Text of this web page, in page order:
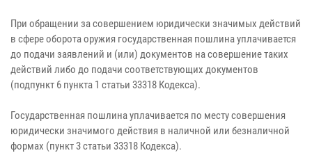
При обращении за совершением юридически значимых действий
в сфере оборота оружия государственная пошлина уплачивается
до подачи заявлений и (или) документов на совершение таких
действий либо до подачи соответствующих документов
(подпункт 6 пункта 1 статьи 33318 Кодекса).
Государственная пошлина уплачивается по месту совершения
юридически значимого действия в наличной или безналичной
формах (пункт 3 статьи 33318 Кодекса).